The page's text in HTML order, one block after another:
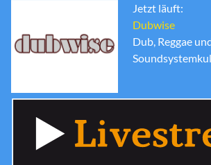
Jetzt läuft:
Dubwise
Dub, Reggae